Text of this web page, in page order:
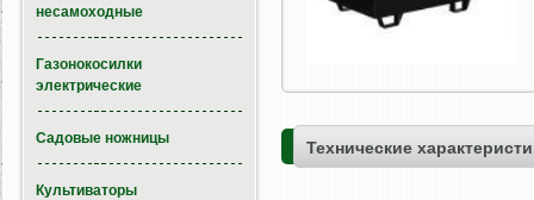
Технические
несамоходные
Газонокосилки
электрические
Садовые ножницы
Культиваторы